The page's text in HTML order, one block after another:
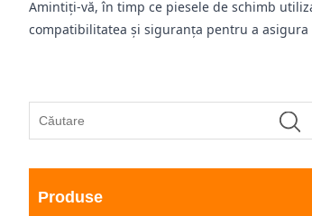
Amintiți-vă, în timp ce piesele de schimb
compatibilitatea și siguranța pentru a
Produse